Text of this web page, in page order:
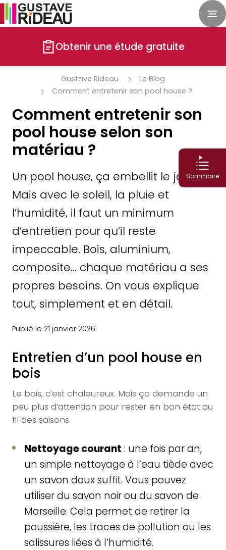
Obtenir une étude gratuite
Gustave Rideau
Le Blog
Comment entretenir son pool house ?
Comment entretenir son
pool house selon son
matériau ?
Un pool house, ça embellit le jardin.
Mais avec le soleil, la pluie et
l’humidité, il faut un minimum
d’entretien pour qu’il reste
impeccable. Bois, aluminium,
composite… chaque matériau a ses
propres besoins. On vous explique
tout, simplement et en détail.
Publié le 21 janvier 2026.
Sommaire
Entretien d’un pool house en
bois
Le bois, c’est chaleureux. Mais ça demande un
peu plus d’attention pour rester en bon état au
fil des saisons.
Nettoyage courant : une fois par an,
un simple nettoyage à l’eau tiède avec
un savon doux suffit. Vous pouvez
utiliser du savon noir ou du savon de
Marseille. Cela permet de retirer la
poussière, les traces de pollution ou les
salissures liées à l’humidité.